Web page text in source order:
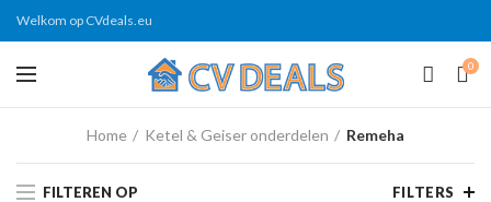
Welkom op CVdeals.eu
0
Home Ketel & Geiser onderdelen Remeha
FILTEREN OP FILTERS